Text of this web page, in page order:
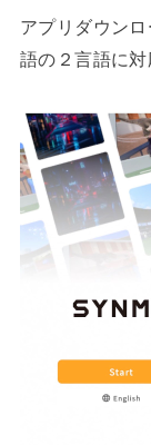
アプリダウン
語の２言語に対